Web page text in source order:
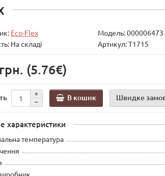
Eco-Flex Модель:000006473
На складі
Артикул: T1715
(5.76€)
В кошик Швидке
характеристики
температура